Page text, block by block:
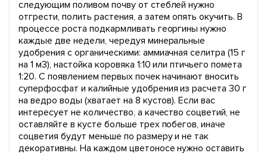
следующим поливом почву от стеблей нужно
отгрести, полить растения, а затем опять окучить. В
процессе роста подкармливать георгины нужно
каждые две недели, чередуя минеральные
удобрения с органическими: аммиачная селитра (15 г
на 1 м3), настойка коровяка 1:10 или птичьего помета
1:20. С появлением первых почек начинают вносить
суперфосфат и калийные удобрения из расчета 30 г
на ведро воды (хватает на 8 кустов). Если вас
интересует не количество, а качество соцветий, не
оставляйте в кусте больше трех побегов, иначе
соцветия будут меньше по размеру и не так
декоративны. На каждом цветоносе нужно оставить